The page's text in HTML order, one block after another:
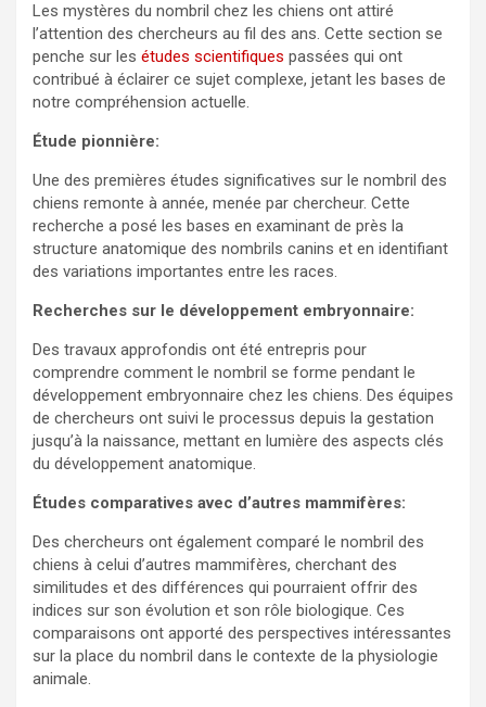
Les mystères du nombril chez les chiens ont attiré
l’attention des chercheurs au fil des ans. Cette section se
penche sur les études scientifiques passées qui ont
contribué à éclairer ce sujet complexe, jetant les bases de
notre compréhension actuelle.
Étude pionnière:
Une des premières études significatives sur le nombril des
chiens remonte à année, menée par chercheur. Cette
recherche a posé les bases en examinant de près la
structure anatomique des nombrils canins et en identifiant
des variations importantes entre les races.
Recherches sur le développement embryonnaire:
Des travaux approfondis ont été entrepris pour
comprendre comment le nombril se forme pendant le
développement embryonnaire chez les chiens. Des équipes
de chercheurs ont suivi le processus depuis la gestation
jusqu’à la naissance, mettant en lumière des aspects clés
du développement anatomique.
Études comparatives avec d’autres mammifères:
Des chercheurs ont également comparé le nombril des
chiens à celui d’autres mammifères, cherchant des
similitudes et des différences qui pourraient offrir des
indices sur son évolution et son rôle biologique. Ces
comparaisons ont apporté des perspectives intéressantes
sur la place du nombril dans le contexte de la physiologie
animale.